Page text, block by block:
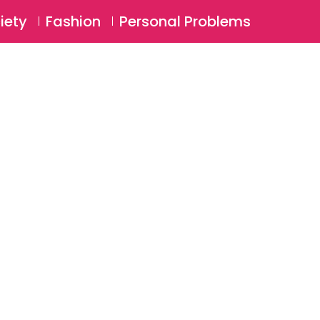
Login ⚲
Fashion Personal Problems